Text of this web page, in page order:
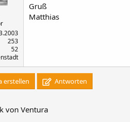
253
52
Gruß
Matthias
erstellen Antworten
von Ventura